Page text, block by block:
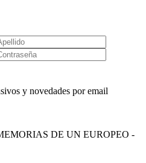
y novedades por email